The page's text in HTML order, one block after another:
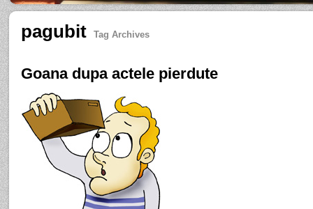
pagubit Tag Archives
Goana dupa actele pierdute